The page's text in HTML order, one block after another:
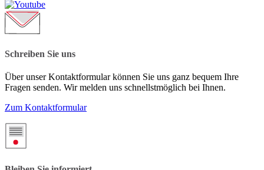
Schreiben Sie uns
Über unser Kontaktformular können Sie uns ganz bequem Ihre
Fragen senden. Wir melden uns schnellstmöglich bei Ihnen.
Zum Kontaktformular